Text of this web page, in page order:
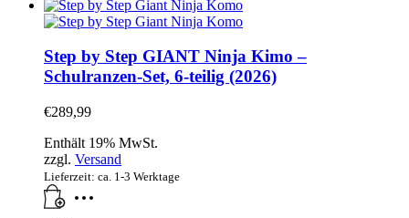
Step by Step GIANT Ninja Kimo –
Schulranzen-Set, 6-teilig (2026)
€289,99
Enthält 19% MwSt.
zzgl. Versand
Lieferzeit: ca. 1-3 Werktage